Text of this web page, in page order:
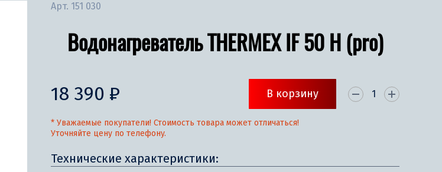
Арт. 151 030
Водонагреватель THERMEX IF 50 H (pro)
18 390 ₽ В корзину
* Уважаемые покупатели! Стоимость товара может отличаться!
Уточняйте цену по телефону.
Технические характеристики: